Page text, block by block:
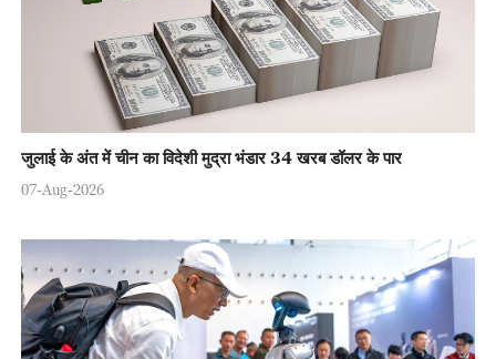
जुलाई के अंत में चीन का विदेशी मुद्रा भंडार 34 खरब डॉलर के पार
07-Aug-2026